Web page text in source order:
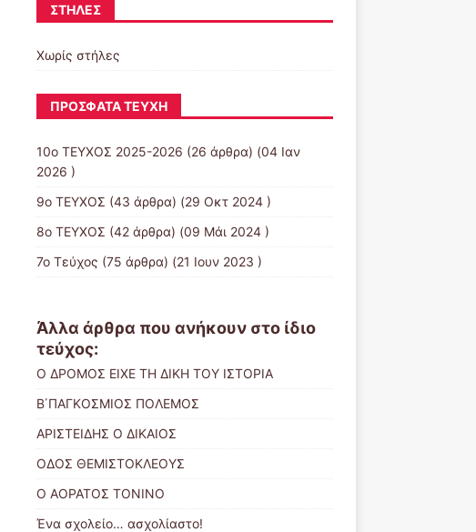
ΣΤΉΛΕΣ
Χωρίς στήλες
ΠΡΌΣΦΑΤΑ ΤΕΎΧΗ
10o ΤΕΥΧΟΣ 2025-2026 (26 άρθρα) (04 Ιαν
2026 )
9ο ΤΕΥΧΟΣ (43 άρθρα) (29 Οκτ 2024 )
8ο ΤΕΥΧΟΣ (42 άρθρα) (09 Μάι 2024 )
7ο Τεύχος (75 άρθρα) (21 Ιουν 2023 )
Άλλα άρθρα που ανήκουν στο ίδιο
τεύχος:
Ο ΔΡΟΜΟΣ ΕΙΧΕ ΤΗ ΔΙΚΗ ΤΟΥ ΙΣΤΟΡΙΑ
Β΄ΠΑΓΚΟΣΜΙΟΣ ΠΟΛΕΜΟΣ
ΑΡΙΣΤΕΙΔΗΣ Ο ΔΙΚΑΙΟΣ
ΟΔΟΣ ΘΕΜΙΣΤΟΚΛΕΟΥΣ
Ο ΑΟΡΑΤΟΣ ΤΟΝΙΝΟ
Ένα σχολείο… ασχολίαστο!